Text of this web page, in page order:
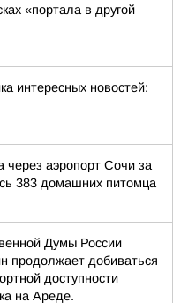
«портала в другой
интересных новостей:
через аэропорт Сочи за
383 домашних питомца
Думы России
продолжает добиваться
доступности
на Ареде.